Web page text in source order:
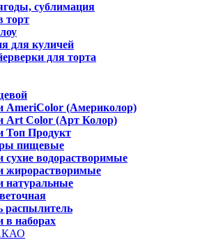
сублимация
торт
для куличей
для торта
AmeriColor (Америколор)
Art Color (Арт Колор)
Топ Продукт
пищевые
сухие водорастворимые
жирорастворимые
натуральные
распылитель
в наборах